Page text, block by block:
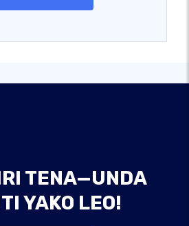
TENA—UNDA
YAKO LEO!